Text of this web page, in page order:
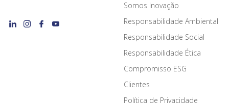
Somos Inovação
Responsabilidade Ambiental
Responsabilidade Social
Responsabilidade Ética
Compromisso ESG
Clientes
Política de Privacidade